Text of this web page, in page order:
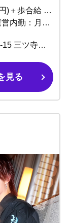
ボーナスをたくさん用意しています）
力給＋ボーナス
大阪府大阪市中央区東心斎橋2-6-15 三ツ寺ギャラクシービル6号館2F
見る